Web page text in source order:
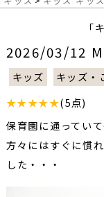
「
2026/03/12
キッズ
キッズ
★★★★★(5点)
保育園に通ってい
方々にはすぐに慣
した・・・